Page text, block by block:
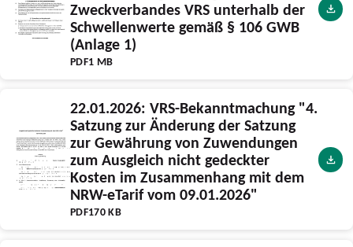
Zweckverbandes VRS unterhalb der
Schwellenwerte gemäß § 106 GWB
(Anlage 1)
PDF1 MB
22.01.2026: VRS-Bekanntmachung "4.
Satzung zur Änderung der Satzung
zur Gewährung von Zuwendungen
zum Ausgleich nicht gedeckter
Kosten im Zusammenhang mit dem
NRW-eTarif vom 09.01.2026"
PDF170 KB